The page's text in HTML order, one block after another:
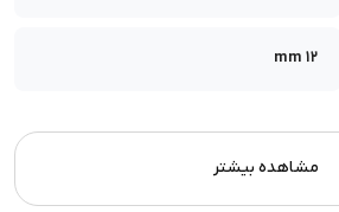
12 mm
مشاهده بیشتر